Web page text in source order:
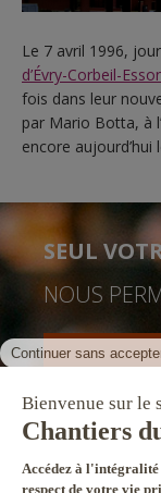
Le 7 avril 1996,
d’Évry-Corbeil-
fois dans leur
par Mario Botta, à
encore aujourd’hui
SEUL
NOUS